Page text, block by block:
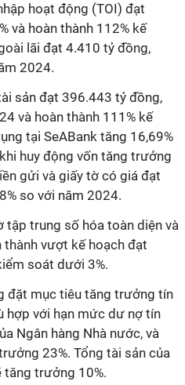
hoạt động (TOI) đạt
và hoàn thành 112% kế
lãi đạt 4.410 tỷ đồng,
2024.
sản đạt 396.443 tỷ đồng,
và hoàn thành 111% kế
tại SeABank tăng 16,69%
huy động vốn tăng trưởng
gửi và giấy tờ có giá đạt
so với năm 2024.
tập trung số hóa toàn diện và
thành vượt kế hoạch đạt
soát dưới 3%.
đặt mục tiêu tăng trưởng tín
hợp với hạn mức dư nợ tín
Ngân hàng Nhà nước, và
23%. Tổng tài sản của
tăng trưởng 10%.